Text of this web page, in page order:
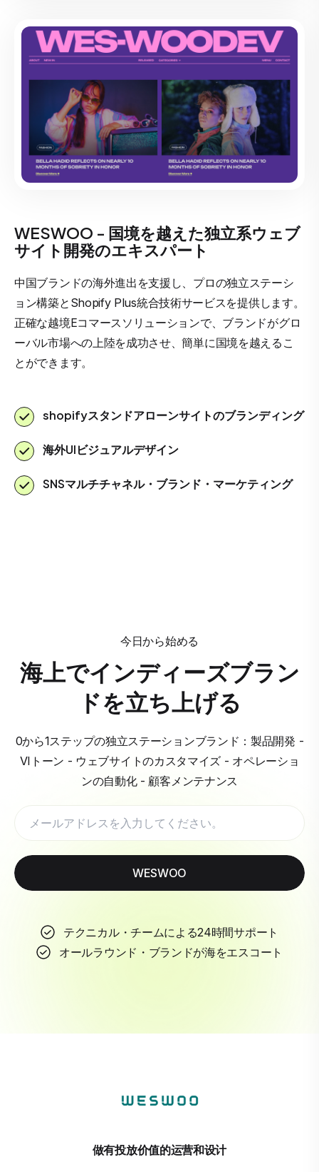
WESWOO - 国境を越えた独立系ウェブ
サイト開発のエキスパート
中国ブランドの海外進出を支援し、プロの独立ステーシ
ョン構築とShopify Plus統合技術サービスを提供します。
正確な越境Eコマースソリューションで、ブランドがグロ
ーバル市場への上陸を成功させ、簡単に国境を越えるこ
とができます。
shopifyスタンドアローンサイトのブランディング
海外UIビジュアルデザイン
SNSマルチチャネル・ブランド・マーケティング
今日から始める
海上でインディーズブラン
ドを立ち上げる
0から1ステップの独立ステーションブランド：製品開発 -
VIトーン - ウェブサイトのカスタマイズ - オペレーショ
ンの自動化 - 顧客メンテナンス
WESWOO
テクニカル・チームによる24時間サポート
オールラウンド・ブランドが海をエスコート
做有投放价值的运营和设计